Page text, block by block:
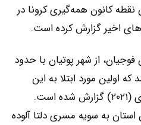
کانون همه‌گیری کرونا در
اخیر گزارش کرده است.
۱۹ در استان فوجیان، از شهر پوتیان با حدود
که اولین مورد ابتلا به این
بیماری در ۱۰ سپتامبر سال جاری (۲۰۲۱) گزارش شده است.
کووید ۱۹ در این استان به سویه مسری دلتا آلوده